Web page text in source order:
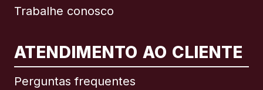
Trabalhe conosco
ATENDIMENTO AO CLIENTE
Perguntas frequentes
Internacional English